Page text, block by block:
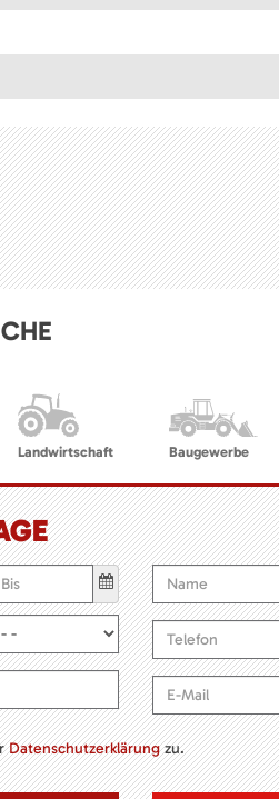
Landwirtschaft Baugewerbe
Datenschutzerklärungzu.